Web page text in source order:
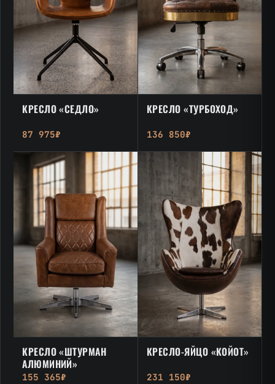
КРЕСЛО «СЕДЛО»
87 975₽
КРЕСЛО «ТУРБОХОД»
136 850₽
КРЕСЛО «ШТУРМАН
АЛЮМИНИЙ»
155 365₽
КРЕСЛО-ЯЙЦО «КОЙОТ»
231 150₽